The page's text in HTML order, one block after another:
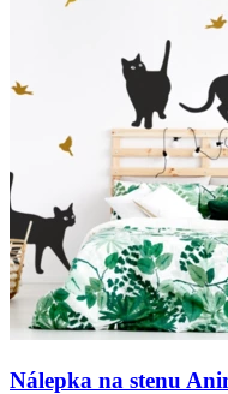
Nálepka na stenu